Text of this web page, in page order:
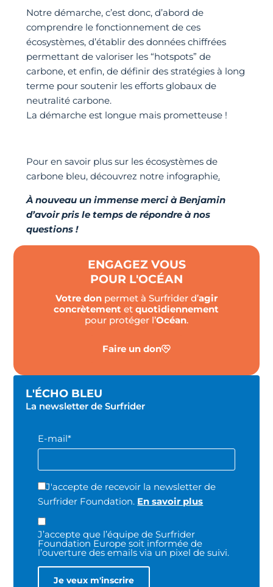
Notre démarche, c’est donc, d’abord de
comprendre le fonctionnement de ces
écosystèmes, d’établir des données chiffrées
permettant de valoriser les “hotspots” de
carbone, et enfin, de définir des stratégies à long
terme pour soutenir les efforts globaux de
neutralité carbone.
La démarche est longue mais prometteuse !
Pour en savoir plus sur les écosystèmes de
carbone bleu, découvrez notre infographie.
À nouveau un immense merci à Benjamin
d’avoir pris le temps de répondre à nos
questions !
ENGAGEZ VOUS
POUR L'OCÉAN
Votre donpermet à Surfrider d’agir
concrètement etquotidiennement
pour protéger l’Océan.
Faire un don
L'ÉCHO BLEU
La newsletter de Surfrider
E-mail*
J'accepte de recevoir la newsletter de
Surfrider Foundation. En savoir plus
J’accepte que l’équipe de Surfrider
Foundation Europe soit informée de
l’ouverture des emails via un pixel de suivi.